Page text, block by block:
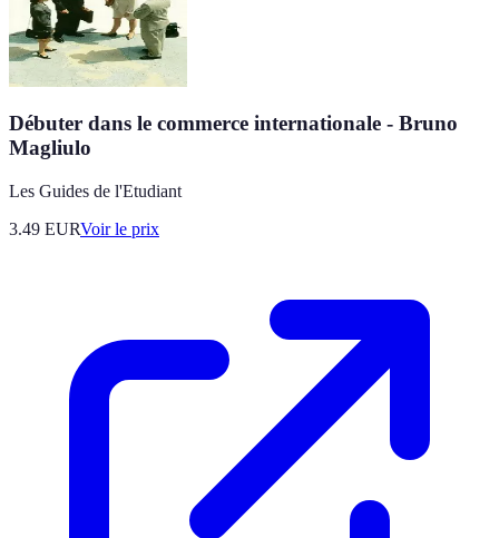
Débuter dans le commerce internationale - Bruno
Magliulo
Les Guides de l'Etudiant
3.49 EURVoir le prix